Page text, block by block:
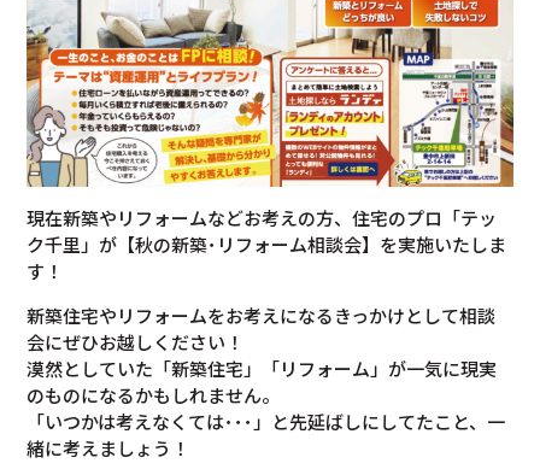
現在新築やリフォームなどお考えの方、住宅のプロ「テッ
ク千里」が【秋の新築･リフォーム相談会】を実施いたしま
す！
新築住宅やリフォームをお考えになるきっかけとして相談
会にぜひお越しください！
漠然としていた「新築住宅」「リフォーム」が一気に現実
のものになるかもしれません。
「いつかは考えなくては･･･」と先延ばしにしてたこと、一
緒に考えましょう！